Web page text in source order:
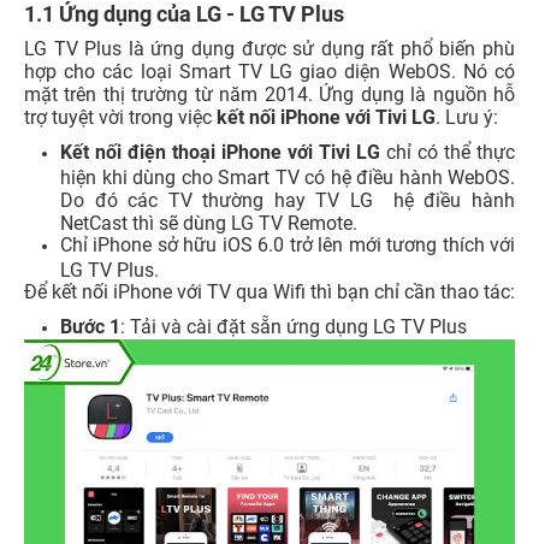
1.1 Ứng dụng của LG - LG TV Plus
LG TV Plus là ứng dụng được sử dụng rất phổ biến phù
hợp cho các loại Smart TV LG giao diện WebOS. Nó có
mặt trên thị trường từ năm 2014. Ứng dụng là nguồn hỗ
trợ tuyệt vời trong việc kết nối iPhone với Tivi LG. Lưu ý:
Kết nối điện thoại iPhone với Tivi LG chỉ có thể thực
hiện khi dùng cho Smart TV có hệ điều hành WebOS.
Do đó các TV thường hay TV LG hệ điều hành
NetCast thì sẽ dùng LG TV Remote.
Chỉ iPhone sở hữu iOS 6.0 trở lên mới tương thích với
LG TV Plus.
Để kết nối iPhone với TV qua Wifi thì bạn chỉ cần thao tác:
Bước 1 : Tải và cài đặt sẵn ứng dụng LG TV Plus